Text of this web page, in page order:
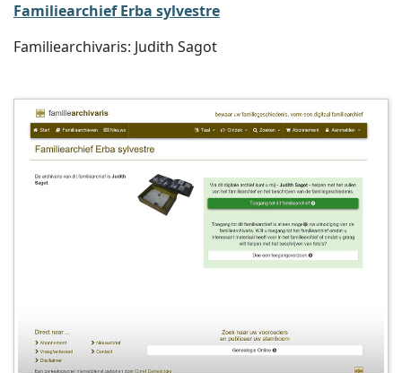
Familiearchief Erba sylvestre
Familiearchivaris: Judith Sagot